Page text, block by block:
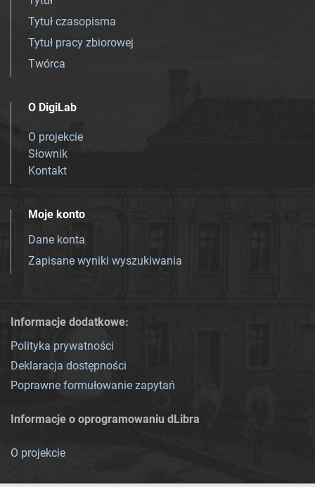
Tytuł czasopisma
Tytuł pracy zbiorowej
Twórca
O DigiLab
O projekcie
Słownik
Kontakt
Moje konto
Dane konta
Zapisane wyniki wyszukiwania
Informacje dodatkowe:
Polityka prywatności
Deklaracja dostępności
Poprawne formułowanie zapytań
Informacje o oprogramowaniu dLibra
O projekcie